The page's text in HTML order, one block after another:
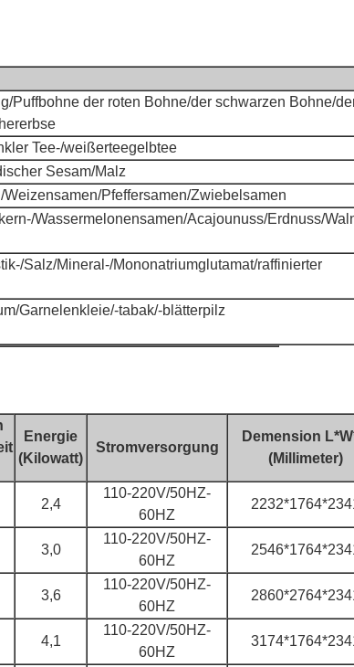
Puffbohne der roten Bohne/der schwarzen Bohne/
Tee-/weißerteegelbtee
Sesam/Malz
Pfeffersamen/Zwiebelsamen
Wassermelonensamen/Acajounuss/Erdnuss/
Salz/Mineral-/Mononatriumglutamat/raffinierter
Garnelenkleie/-tabak/-blätterpilz
Energie
(Kilowatt)
Stromversorgung
Demension
(Millimeter)
2,4
110-220V/50HZ-
60HZ
3,0
110-220V/50HZ-
60HZ
3,6
110-220V/50HZ-
60HZ
4,1
110-220V/50HZ-
60HZ